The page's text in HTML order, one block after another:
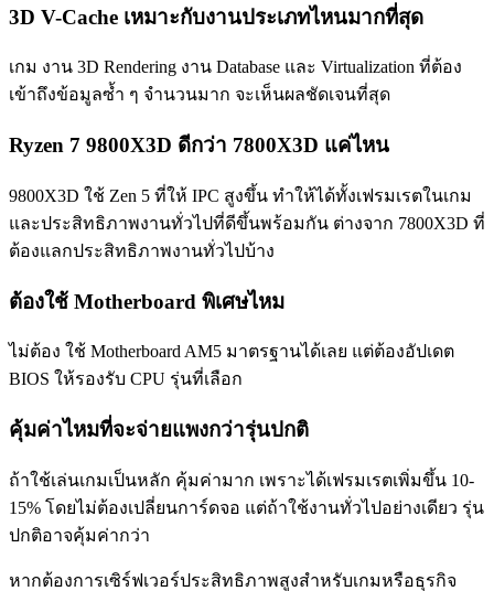
3D V-Cache เหมาะกับงานประเภทไหนมากที่สุด
เกม งาน 3D Rendering งาน Database และ Virtualization ที่ต้อง
เข้าถึงข้อมูลซ้ำ ๆ จำนวนมาก จะเห็นผลชัดเจนที่สุด
Ryzen 7 9800X3D ดีกว่า 7800X3D แค่ไหน
9800X3D ใช้ Zen 5 ที่ให้ IPC สูงขึ้น ทำให้ได้ทั้งเฟรมเรตในเกม
และประสิทธิภาพงานทั่วไปที่ดีขึ้นพร้อมกัน ต่างจาก 7800X3D ที่
ต้องแลกประสิทธิภาพงานทั่วไปบ้าง
ต้องใช้ Motherboard พิเศษไหม
ไม่ต้อง ใช้ Motherboard AM5 มาตรฐานได้เลย แต่ต้องอัปเดต
BIOS ให้รองรับ CPU รุ่นที่เลือก
คุ้มค่าไหมที่จะจ่ายแพงกว่ารุ่นปกติ
ถ้าใช้เล่นเกมเป็นหลัก คุ้มค่ามาก เพราะได้เฟรมเรตเพิ่มขึ้น 10-
15% โดยไม่ต้องเปลี่ยนการ์ดจอ แต่ถ้าใช้งานทั่วไปอย่างเดียว รุ่น
ปกติอาจคุ้มค่ากว่า
หากต้องการเซิร์ฟเวอร์ประสิทธิภาพสูงสำหรับเกมหรือธุรกิจ